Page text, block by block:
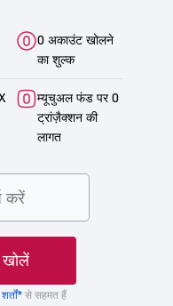
0 अकाउंट खोलने
का शुल्क
म्यूचुअल फंड पर 0
ट्रांज़ैक्शन की
लागत
खोलें
से सहमत हैं